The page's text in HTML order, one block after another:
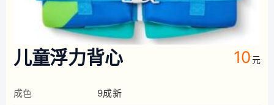
儿童浮力背心 10元
成色 9成新